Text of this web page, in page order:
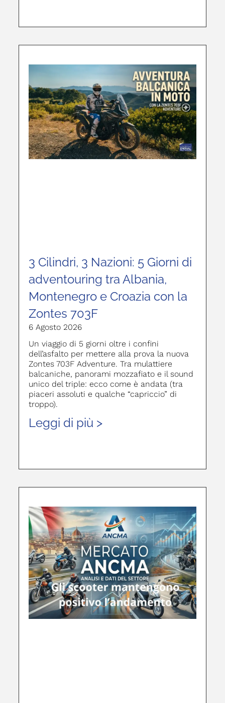
3 Cilindri, 3 Nazioni: 5 Giorni di
adventouring tra Albania,
Montenegro e Croazia con la
Zontes 703F
6 Agosto 2026
Un viaggio di 5 giorni oltre i confini
dell’asfalto per mettere alla prova la nuova
Zontes 703F Adventure. Tra mulattiere
balcaniche, panorami mozzafiato e il sound
unico del triple: ecco come è andata (tra
piaceri assoluti e qualche “capriccio” di
troppo).
Leggi di più >